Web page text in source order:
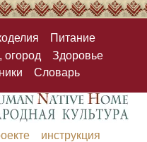
Питание
огород
Здоровье
Словарь
инструкция